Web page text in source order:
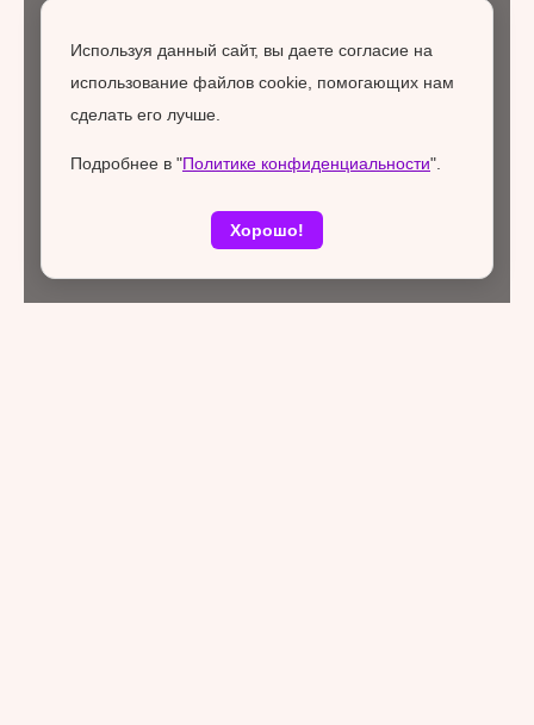
Используя данный сайт, вы даете согласие на
использование файлов cookie, помогающих нам
сделать его лучше.
Подробнее в "Политике конфиденциальности".
Хорошо!